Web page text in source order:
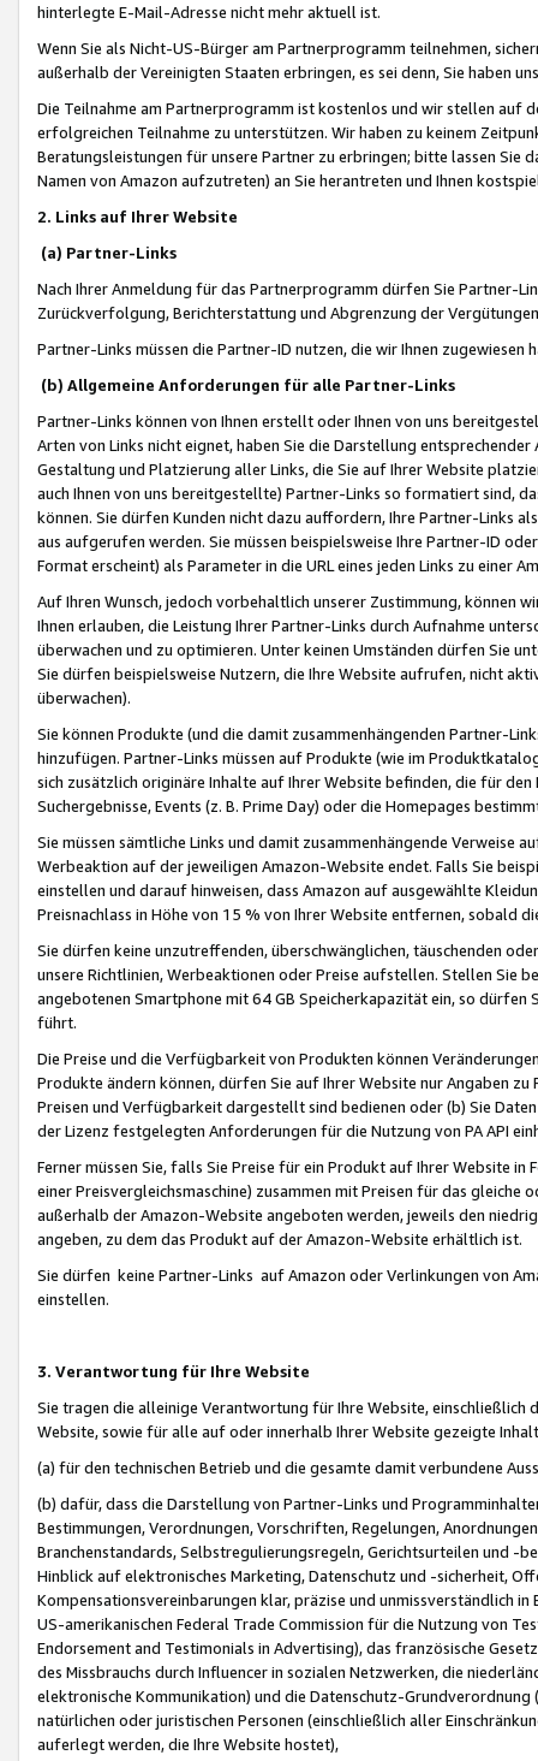
hinterlegte E-Mail-Adresse nicht mehr aktuell ist.
Wenn Sie als Nicht-US-Bürger am Partnerprogramm teilnehmen,
außerhalb der Vereinigten Staaten erbringen, es sei denn, Sie haben
Die Teilnahme am Partnerprogramm ist kostenlos und wir stellen auf
erfolgreichen Teilnahme zu unterstützen. Wir haben zu keinem
Beratungsleistungen für unsere Partner zu erbringen; bitte lassen Sie
Namen von Amazon aufzutreten) an Sie herantreten und Ihnen
2. Links auf Ihrer Website
(a) Partner-Links
Nach Ihrer Anmeldung für das Partnerprogramm dürfen Sie Partner-
Zurückverfolgung, Berichterstattung und Abgrenzung der
Partner-Links müssen die Partner-ID nutzen, die wir Ihnen zugewiesen
(b) Allgemeine Anforderungen für alle Partner-Links
Partner-Links können von Ihnen erstellt oder Ihnen von uns
Arten von Links nicht eignet, haben Sie die Darstellung
Gestaltung und Platzierung aller Links, die Sie auf Ihrer Website
auch Ihnen von uns bereitgestellte) Partner-Links so formatiert sind,
können. Sie dürfen Kunden nicht dazu auffordern, Ihre Partner-Links
aus aufgerufen werden. Sie müssen beispielsweise Ihre Partner-ID
Format erscheint) als Parameter in die URL eines jeden Links zu einer
Auf Ihren Wunsch, jedoch vorbehaltlich unserer Zustimmung, können
Ihnen erlauben, die Leistung Ihrer Partner-Links durch Aufnahme
überwachen und zu optimieren. Unter keinen Umständen dürfen Sie
Sie dürfen beispielsweise Nutzern, die Ihre Website aufrufen, nicht
überwachen).
Sie können Produkte (und die damit zusammenhängenden Partner-
hinzufügen. Partner-Links müssen auf Produkte (wie im
sich zusätzlich originäre Inhalte auf Ihrer Website befinden, die für
Suchergebnisse, Events (z. B. Prime Day) oder die Homepages
Sie müssen sämtliche Links und damit zusammenhängende
Werbeaktion auf der jeweiligen Amazon-Website endet. Falls Sie
einstellen und darauf hinweisen, dass Amazon auf ausgewählte
Preisnachlass in Höhe von 15 % von Ihrer Website entfernen, sobald
Sie dürfen keine unzutreffenden, überschwänglichen, täuschenden
unsere Richtlinien, Werbeaktionen oder Preise aufstellen. Stellen Sie
angebotenen Smartphone mit 64 GB Speicherkapazität ein, so dürfen
führt.
Die Preise und die Verfügbarkeit von Produkten können
Produkte ändern können, dürfen Sie auf Ihrer Website nur Angaben
Preisen und Verfügbarkeit dargestellt sind bedienen oder (b) Sie
der Lizenz festgelegten Anforderungen für die Nutzung von PA API
Ferner müssen Sie, falls Sie Preise für ein Produkt auf Ihrer Website
einer Preisvergleichsmaschine) zusammen mit Preisen für das
außerhalb der Amazon-Website angeboten werden, jeweils den
angeben, zu dem das Produkt auf der Amazon-Website erhältlich ist.
Sie dürfen keine Partner-Links auf Amazon oder Verlinkungen von
einstellen.
3. Verantwortung für Ihre Website
Sie tragen die alleinige Verantwortung für Ihre Website,
Website, sowie für alle auf oder innerhalb Ihrer Website gezeigte
(a) für den technischen Betrieb und die gesamte damit verbundene
(b) dafür, dass die Darstellung von Partner-Links und
Bestimmungen, Verordnungen, Vorschriften, Regelungen,
Branchenstandards, Selbstregulierungsregeln, Gerichtsurteilen und -
Hinblick auf elektronisches Marketing, Datenschutz und -sicherheit,
Kompensationsvereinbarungen klar, präzise und unmissverständlich
US-amerikanischen Federal Trade Commission für die Nutzung von
Endorsement and Testimonials in Advertising), das französische
des Missbrauchs durch Influencer in sozialen Netzwerken, die
elektronische Kommunikation) und die Datenschutz-
natürlichen oder juristischen Personen (einschließlich aller
auferlegt werden, die Ihre Website hostet),